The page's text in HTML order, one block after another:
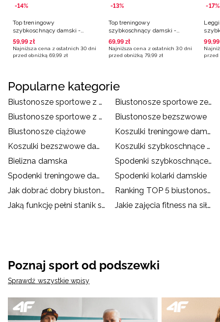
-14%
Top treningowy
szybkoschnący damski -
niebieski
59,99 zł
Najniższa cena z ostatnich 30 dni
przed obniżką 69,99 zł
-13%
Top treningowy
szybkoschnący damski -
turkusowy
69,99 zł
Najniższa cena z ostatnich 30 dni
przed obniżką 79,99 zł
-17%
99,99
przed
Popularne kategorie
Biustonosze sportowe z wysokim wsparciem
Biustonosze sportowe ze średnim wsparciem
Biustonosze sportowe z niskim wsparciem
Biustonosze bezszwowe
Biustonosze ciążowe
Koszulki treningowe damskie
Koszulki bezszwowe damskie
Koszulki szybkoschnące damskie
Bielizna damska
Spodenki szybkoschnące damskie
Spodenki treningowe damskie
Spodenki kolarki damskie
Jak dobrać dobry biustonosz sportowy?
Ranking TOP 5 biustonoszy sportowych
Jaką funkcję pełni stanik sportowy?
Jakie zajęcia fitness na siłowni?
Poznaj sport od podszewki
Sprawdź wszystkie wpisy